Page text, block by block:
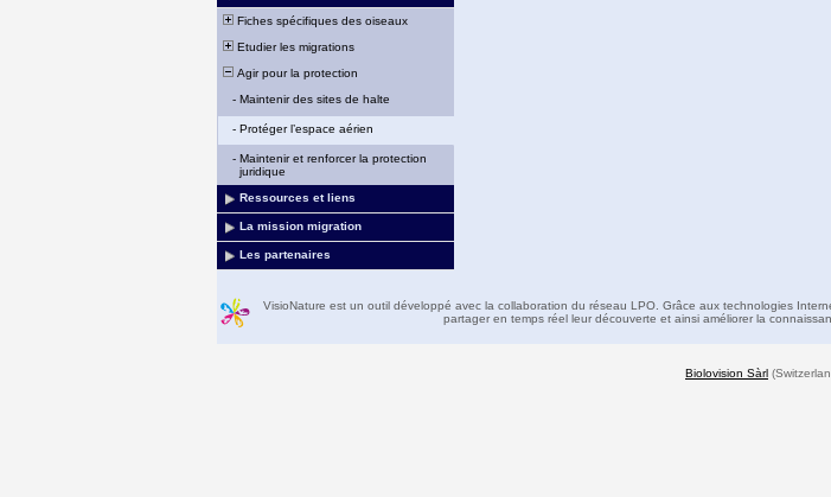
Fiches spécifiques des oiseaux
Etudier les migrations
Agir pour la protection
- Maintenir des sites de halte
- Protéger l’espace aérien
- Maintenir et renforcer la protection
juridique
Ressources et liens
La mission migration
Les partenaires
VisioNature est un outil développé avec la collaboration du réseau LPO. Grâce aux technologies
partager en temps réel leur découverte et ainsi améliorer la
Biolovision Sàrl